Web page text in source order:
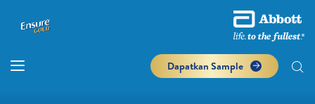
Dapatkan Sample